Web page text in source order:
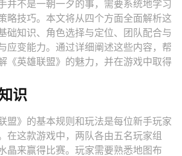
并不是一朝一夕的事，需要系统地学习
略技巧。本文将从四个方面全面解析这
础知识、角色选择与定位、团队配合与
应变能力。通过详细阐述这些内容，帮
《英雄联盟》的魅力，并在游戏中取得
识
盟》的基本规则和玩法是每位新手玩家
在这款游戏中，两队各由五名玩家组
晶来赢得比赛。玩家需要熟悉地图布